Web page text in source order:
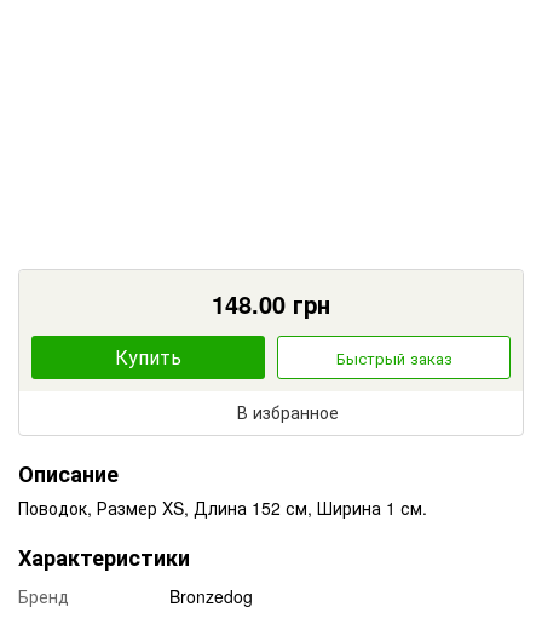
148.00 грн
Купить Быстрый заказ
В избранное
Описание
Поводок, Размер XS, Длина 152 см, Ширина 1 см.
Характеристики
Бренд Bronzedog